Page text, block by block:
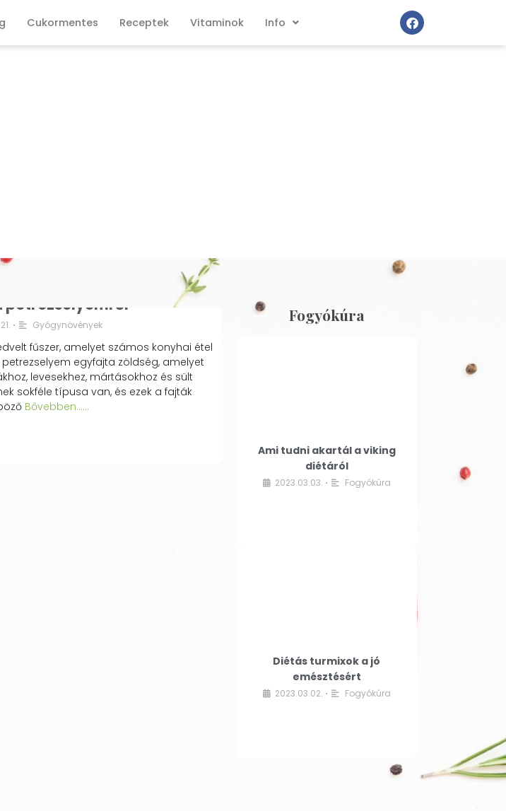
Cukormentes Receptek Vitaminok Info
petrezselyemről
• Gyógynövények
fűszer, amelyet számos konyhai étel
egyfajta zöldség, amelyet
levesekhez, mártásokhoz és sült
sokféle típusa van, és ezek a fajták
Bővebben...…
Fogyókúra
Ami tudni akartál a viking
diétáról
2023.03.03. • Fogyókúra
Diétás turmixok a jó
emésztésért
2023.03.02. • Fogyókúra